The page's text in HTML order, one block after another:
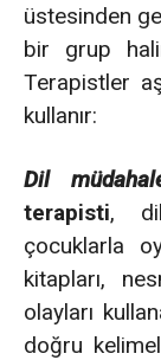
üstesinden
bir grup
Terapistler
kullanır:
Dil
terapisti,
çocuklarla
kitapları,
olayları
doğru